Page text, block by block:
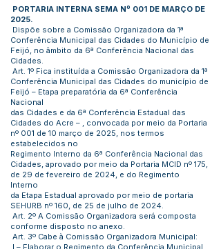
PORTARIA INTERNA SEMA Nº 001 DE MARÇO DE
2025.
Dispõe sobre a Comissão Organizadora da 1ª
Conferência Municipal das Cidades do Município de
Feijó, no âmbito da 6ª Conferência Nacional das
Cidades.
Art. 1º Fica instituída a Comissão Organizadora da 1ª
Conferência Municipal das Cidades do município de
Feijó – Etapa preparatória da 6ª Conferência
Nacional
das Cidades e da 6ª Conferência Estadual das
Cidades do Acre – , convocada por meio da Portaria
nº 001 de 10 março de 2025, nos termos
estabelecidos no
Regimento Interno da 6ª Conferência Nacional das
Cidades, aprovado por meio da Portaria MCID nº 175,
de 29 de fevereiro de 2024, e do Regimento
Interno
da Etapa Estadual aprovado por meio de portaria
SEHURB nº 160, de 25 de julho de 2024.
Art. 2º A Comissão Organizadora será composta
conforme disposto no anexo.
Art. 3º Cabe à Comissão Organizadora Municipal:
I – Elaborar o Regimento da Conferência Municipal,